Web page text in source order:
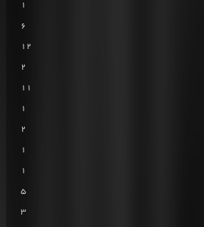
1
6
12
2
11
1
2
1
1
5
3